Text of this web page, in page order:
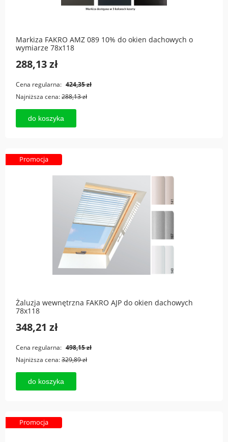
Markiza FAKRO AMZ 089 10% do okien dachowych o
wymiarze 78x118
288,13 zł
Cena regularna: 424,35 zł
Najniższa cena:288,13 zł
do koszyka
Żaluzja wewnętrzna FAKRO AJP do okien dachowych
78x118
348,21 zł
Cena regularna: 498,15 zł
Najniższa cena:329,89 zł
do koszyka
Promocja
Promocja